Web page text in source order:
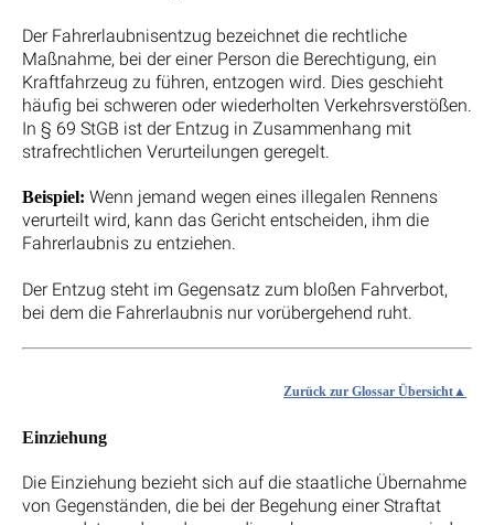
Der Fahrerlaubnisentzug bezeichnet die rechtliche
Maßnahme, bei der einer Person die Berechtigung, ein
Kraftfahrzeug zu führen, entzogen wird. Dies geschieht
häufig bei schweren oder wiederholten Verkehrsverstößen.
In § 69 StGB ist der Entzug in Zusammenhang mit
strafrechtlichen Verurteilungen geregelt.
Beispiel: Wenn jemand wegen eines illegalen Rennens
verurteilt wird, kann das Gericht entscheiden, ihm die
Fahrerlaubnis zu entziehen.
Der Entzug steht im Gegensatz zum bloßen Fahrverbot,
bei dem die Fahrerlaubnis nur vorübergehend ruht.
Zurück zur Glossar Übersicht
Einziehung
Die Einziehung bezieht sich auf die staatliche Übernahme
von Gegenständen, die bei der Begehung einer Straftat